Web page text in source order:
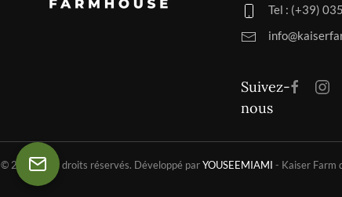
Tel : (+39)
Suivez-
nous
©2026Tous droits réservés. Développé parYOUSEEMIAMI - Kaiser Farm